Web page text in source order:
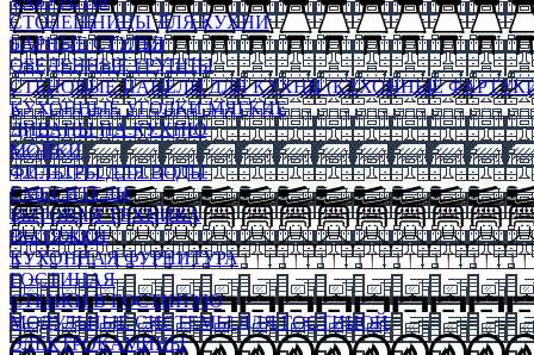
СТОЛЕШНИЦЫ ДЛЯ КУХНИ
БАРНЫЕ СТУЛЬЯ
ОБЕДЕННЫЕ ГРУППЫ
СТЕНОВЫЕ ПАНЕЛИ ДЛЯ КУХНИ (КУХОННЫЕ
КУХОННЫЕ УГОЛКИ МЯГКИЕ
ДИВАНЫ НА КУХНЮ
МОЙКИ
ФИЛЬТРЫ ДЛЯ ВОДЫ
СМЕСИТЕЛИ
БЫТОВАЯ ТЕХНИКА
ВЫТЯЖКИ
КУХОННАЯ ФУРНИТУРА
ГОСТИНАЯ
СТЕНКИ В ГОСТИНУЮ
МОДУЛЬНЫЕ СИСТЕМЫ ДЛЯ ГОСТИНОЙ
ЭЛЕКТРОКАМИНЫ